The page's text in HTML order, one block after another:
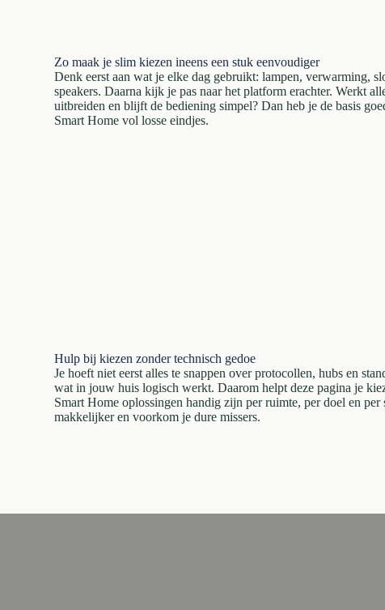
Zo maak je slim kiezen ineens een stuk eenvoudiger
Denk eerst aan wat je elke dag gebruikt: lampen, verwarming,
speakers. Daarna kijk je pas naar het platform erachter. Werkt
uitbreiden en blijft de bediening simpel? Dan heb je de basis
Smart Home vol losse eindjes.
Hulp bij kiezen zonder technisch gedoe
Je hoeft niet eerst alles te snappen over protocollen, hubs en
wat in jouw huis logisch werkt. Daarom helpt deze pagina je
Smart Home oplossingen handig zijn per ruimte, per doel en
makkelijker en voorkom je dure missers.